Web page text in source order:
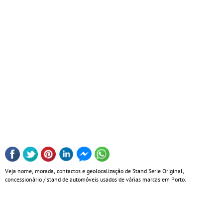
Veja nome, morada, contactos e geolocalização de Stand Serie Original,
concessionário / stand de automóveis usados de várias marcas em Porto.